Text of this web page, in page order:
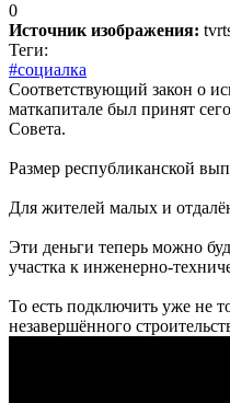
0
Источник изображения:
Теги:
#социалка
Соответствующий закон о
маткапитале был принят
Совета.
Размер республиканской
Для жителей малых и
Эти деньги теперь можно
участка к инженерно-
То есть подключить уже не
незавершённого